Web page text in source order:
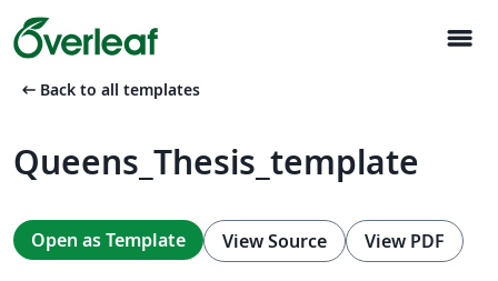
menu
arrow_left_alt Back to all templates
Queens_Thesis_template
Open as Template View Source View PDF